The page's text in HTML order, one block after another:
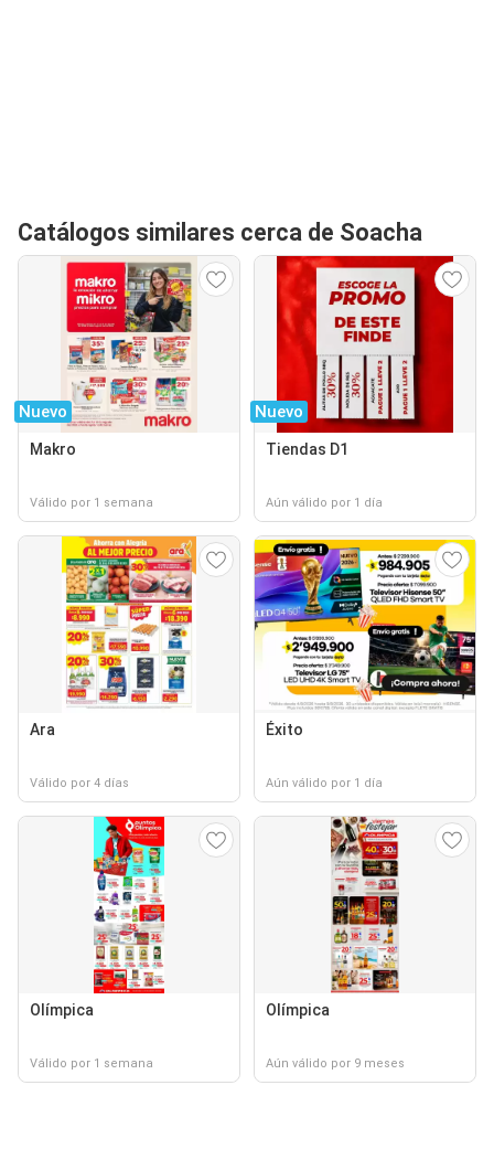
Catálogos similares cerca de Soacha
Nuevo
Makro
Válido por 1 semana
Nuevo
Tiendas D1
Aún válido por 1 día
Ara
Válido por 4 días
Éxito
Aún válido por 1 día
Olímpica
Válido por 1 semana
Olímpica
Aún válido por 9 meses